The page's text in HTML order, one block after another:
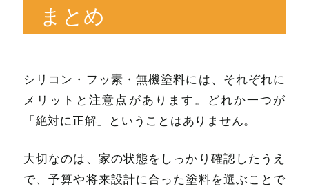
まとめ
シリコン・フッ素・無機塗料には、それぞれに
メリットと注意点があります。どれか一つが
「絶対に正解」ということはありません。
大切なのは、家の状態をしっかり確認したうえ
で、予算や将来設計に合った塗料を選ぶことで